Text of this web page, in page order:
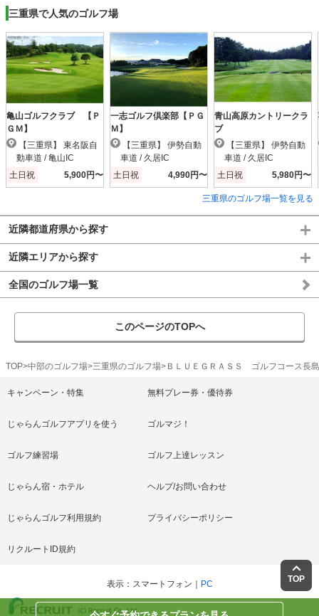
三重県で人気のゴルフ場
亀山ゴルフクラブ 【Ｐ
ＧＭ】
動車道 / 亀山IC
土日祝
5,900円〜
一志ゴルフ倶楽部【ＰＧ
Ｍ】
車道 / 久居IC
土日祝
4,990円〜
青山高原カントリークラ
ブ
車道 / 久居IC
土日祝
5,980円〜
三重県のゴルフ場一覧を見る
TOP
近隣都道府県から探す
近隣エリアから探す
全国のゴルフ場一覧
このページのTOPへ
TOP 中部のゴルフ場 三重県のゴルフ場 ＢＬＵＥＧＲＡＳＳ ゴルフコース長
キャンペーン・特集 無料プレー券・優待券
じゃらんゴルフアプリを使う ゴルマジ！
ゴルフ練習場 ゴルフ上達レッスン
じゃらん宿・ホテル ヘルプ/お問い合わせ
じゃらんゴルフ利用規約 プライバシーポリシー
リクルートID規約
表示 スマートフォン PC